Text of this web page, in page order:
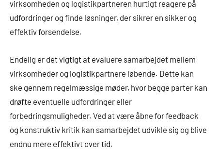
virksomheden og logistikpartneren hurtigt reagere på
udfordringer og finde løsninger, der sikrer en sikker og
effektiv forsendelse.
Endelig er det vigtigt at evaluere samarbejdet mellem
virksomheder og logistikpartnere løbende. Dette kan
ske gennem regelmæssige møder, hvor begge parter kan
drøfte eventuelle udfordringer eller
forbedringsmuligheder. Ved at være åbne for feedback
og konstruktiv kritik kan samarbejdet udvikle sig og blive
endnu mere effektivt over tid.